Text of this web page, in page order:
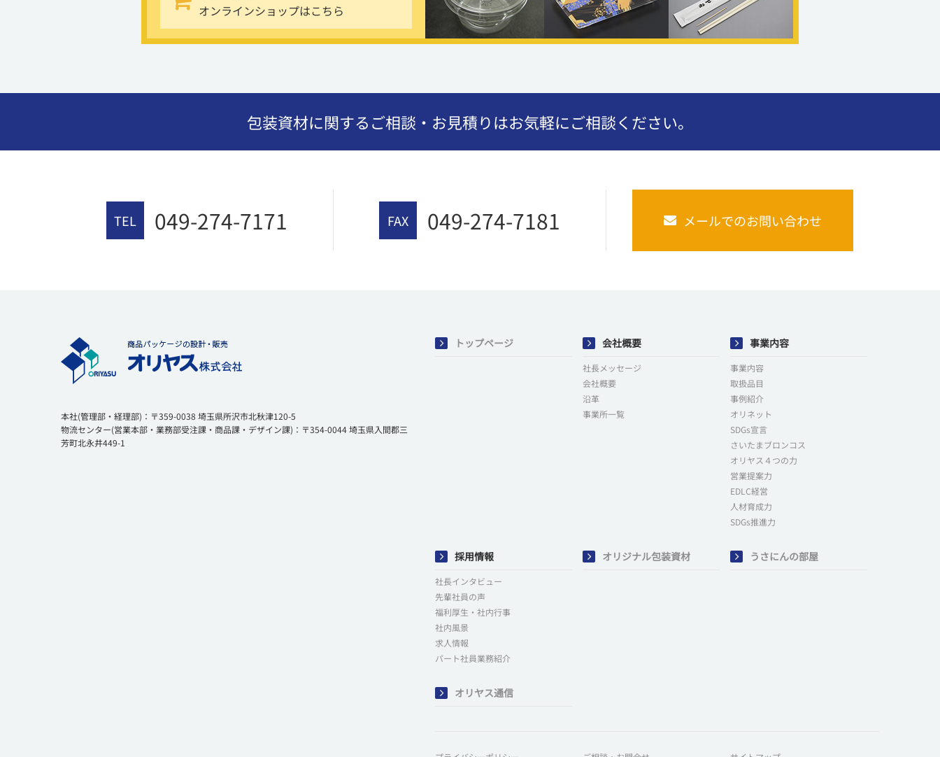
オンラインショップはこちら
包装資材に関するご相談・お見積りはお気軽にご相談ください。
TEL 049-274-7171 FAX 049-274-7181 メールでのお問い合わせ
本社(管理部・経理部)：〒359-0038 埼玉県所沢市北秋津120-5
物流センター(営業本部・業務部受注課・商品課・デザイン課)：〒354-0044 埼玉県入間郡三
芳町北永井449-1
トップページ 会社概要
社長メッセージ
会社概要
沿革
事業所一覧
事業内容
事業内容
取扱品目
事例紹介
オリネット
SDGs宣言
さいたまブロンコス
オリヤス４つの力
営業提案力
EDLC経営
人材育成力
SDGs推進力
採用情報
社長インタビュー
先輩社員の声
福利厚生・社内行事
社内風景
求人情報
パート社員業務紹介
オリジナル包装資材 うさにんの部屋
オリヤス通信